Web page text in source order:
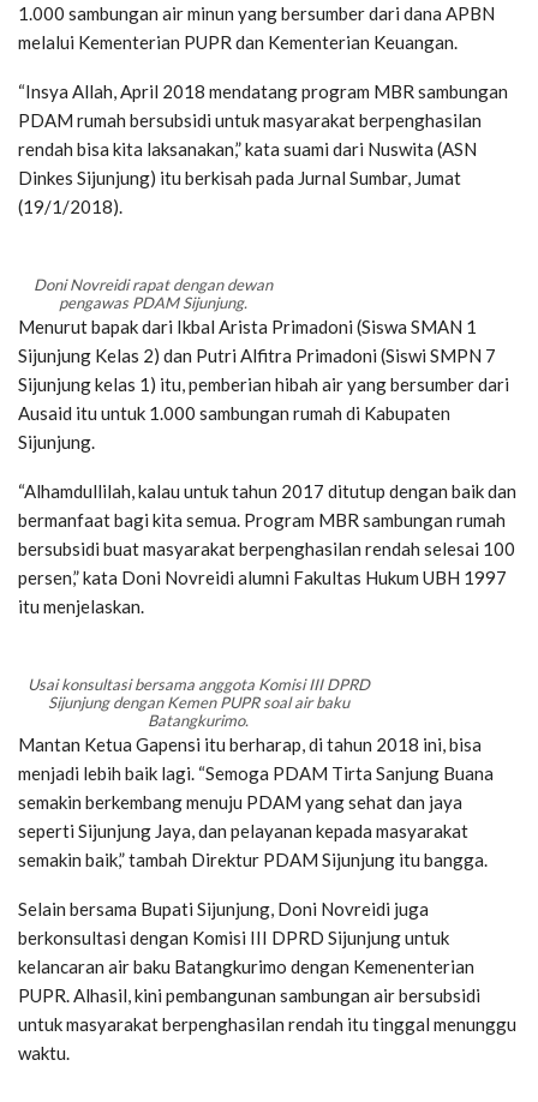
1.000 sambungan air minun yang bersumber dari dana APBN
melalui Kementerian PUPR dan Kementerian Keuangan.
“Insya Allah, April 2018 mendatang program MBR sambungan
PDAM rumah bersubsidi untuk masyarakat berpenghasilan
rendah bisa kita laksanakan,” kata suami dari Nuswita (ASN
Dinkes Sijunjung) itu berkisah pada Jurnal Sumbar, Jumat
(19/1/2018).
Doni Novreidi rapat dengan dewan
pengawas PDAM Sijunjung.
Menurut bapak dari Ikbal Arista Primadoni (Siswa SMAN 1
Sijunjung Kelas 2) dan Putri Alfitra Primadoni (Siswi SMPN 7
Sijunjung kelas 1) itu, pemberian hibah air yang bersumber dari
Ausaid itu untuk 1.000 sambungan rumah di Kabupaten
Sijunjung.
“Alhamdullilah, kalau untuk tahun 2017 ditutup dengan baik dan
bermanfaat bagi kita semua. Program MBR sambungan rumah
bersubsidi buat masyarakat berpenghasilan rendah selesai 100
persen,” kata Doni Novreidi alumni Fakultas Hukum UBH 1997
itu menjelaskan.
Usai konsultasi bersama anggota Komisi III DPRD
Sijunjung dengan Kemen PUPR soal air baku
Batangkurimo.
Mantan Ketua Gapensi itu berharap, di tahun 2018 ini, bisa
menjadi lebih baik lagi. “Semoga PDAM Tirta Sanjung Buana
semakin berkembang menuju PDAM yang sehat dan jaya
seperti Sijunjung Jaya, dan pelayanan kepada masyarakat
semakin baik,” tambah Direktur PDAM Sijunjung itu bangga.
Selain bersama Bupati Sijunjung, Doni Novreidi juga
berkonsultasi dengan Komisi III DPRD Sijunjung untuk
kelancaran air baku Batangkurimo dengan Kemenenterian
PUPR. Alhasil, kini pembangunan sambungan air bersubsidi
untuk masyarakat berpenghasilan rendah itu tinggal menunggu
waktu.